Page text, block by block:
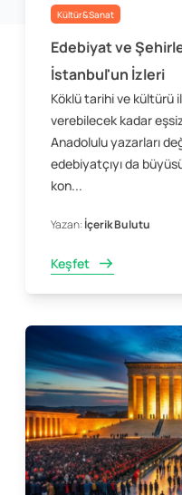
Kültür&Sanat
Edebiyat ve
İstanbul'un İzleri
Köklü tarihi ve kültürü
verebilecek kadar
Anadolulu yazarları
edebiyatçıyı da
kon...
Yazan:İçerik Bulutu
Keşfet